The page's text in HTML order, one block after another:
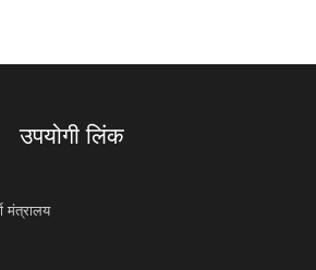
उपयोगी लिंक
मंत्रालय